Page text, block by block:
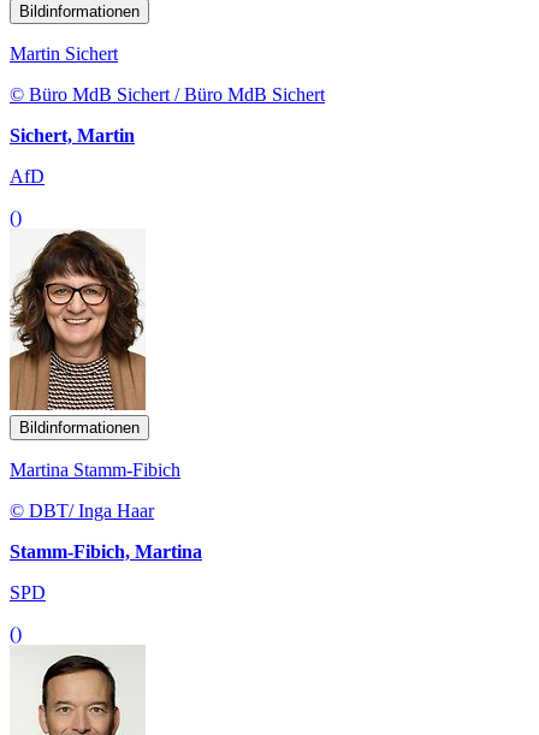
Bildinformationen
Martin Sichert
© Büro MdB Sichert / Büro MdB Sichert
Sichert, Martin
AfD
()
Bildinformationen
Martina Stamm-Fibich
© DBT/ Inga Haar
Stamm-Fibich, Martina
SPD
()